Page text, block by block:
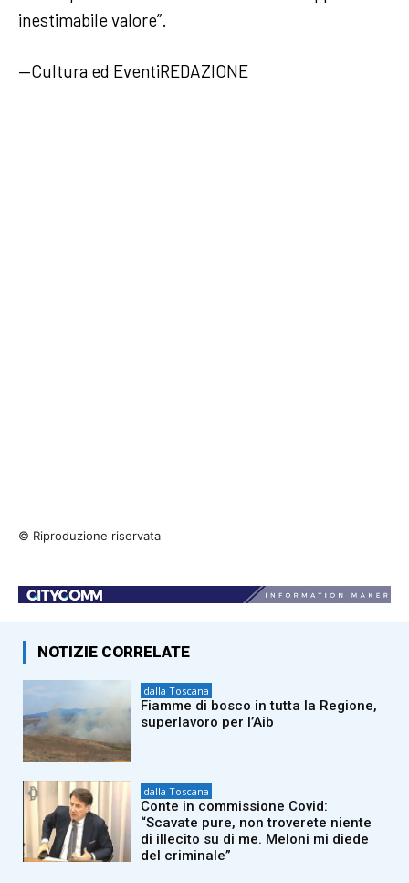
inestimabile valore”.
—Cultura ed EventiREDAZIONE
© Riproduzione riservata
NOTIZIE CORRELATE
dalla Toscana
Fiamme di bosco in tutta la Regione,
superlavoro per l’Aib
dalla Toscana
Conte in commissione Covid:
“Scavate pure, non troverete niente
di illecito su di me. Meloni mi diede
del criminale”